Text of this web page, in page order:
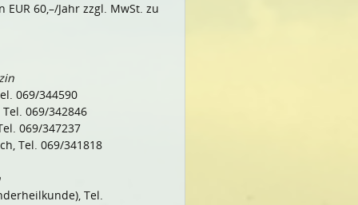
EUR 60,–/Jahr zzgl. MwSt. zu
069/344590
Tel. 069/342846
069/347237
Tel. 069/341818
Tel.